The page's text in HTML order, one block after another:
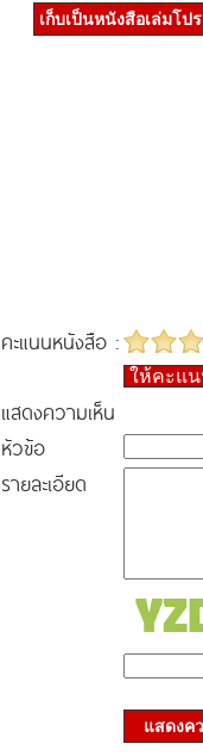
เก็บเป็นหนังสือเล่มโป
คะแนนหนังสือ :
ให้คะแ
แสดงความเห็น
หัวข้อ
รายละเอียด
แสดงค